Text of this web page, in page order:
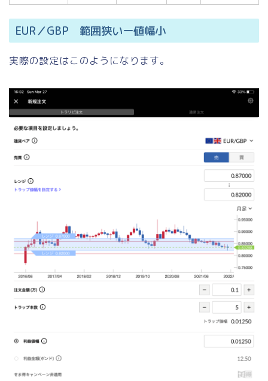
EUR／GBP 範囲狭いー値幅小
実際の設定はこのようになります。